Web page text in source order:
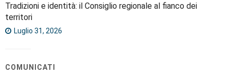
Tradizioni e identità: il Consiglio regionale al fianco dei
territori
Luglio 31, 2026
COMUNICATI